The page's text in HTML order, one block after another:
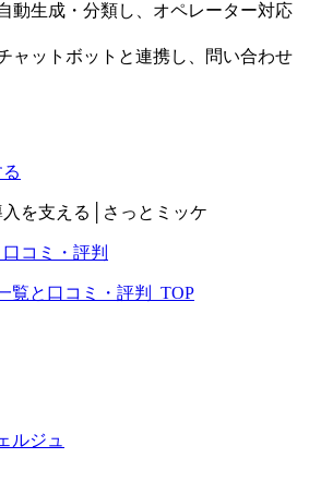
動生成・分類し、オペレーター対応
ャットボットと連携し、問い合わせ
を支える│さっとミッケ
コミ・評判
覧と口コミ・評判_TOP
ルジュ